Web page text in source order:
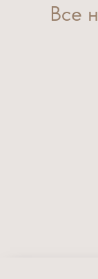
Все